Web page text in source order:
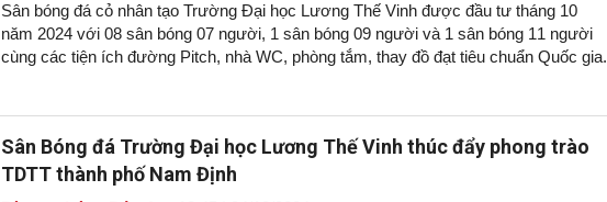
Sân bóng đá cỏ nhân tạo Trường Đại học Lương Thế Vinh được đầu tư tháng 10
năm 2024 với 08 sân bóng 07 người, 1 sân bóng 09 người và 1 sân bóng 11 người
cùng các tiện ích đường Pitch, nhà WC, phòng tắm, thay đồ đạt tiêu chuẩn Quốc gia.
Sân Bóng đá Trường Đại học Lương Thế Vinh thúc đẩy phong trào
TDTT thành phố Nam Định